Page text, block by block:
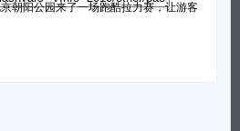
阳公园来了一场跑酷拉力赛，让游客